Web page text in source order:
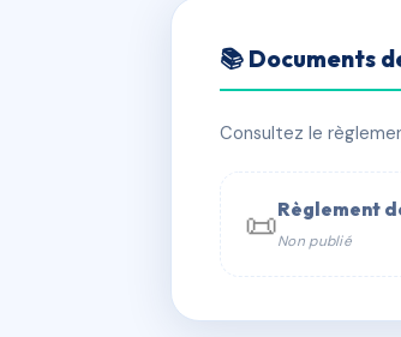
📍 43 r raoul dufy
📞 Contacter
📚 Documents
Consultez le
📜Règlement
Non publié